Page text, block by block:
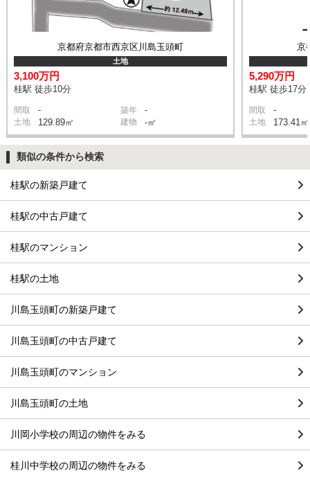
京都府京都市西京区川島玉頭町
土地
3,100万円
桂駅 徒歩10分
間取 - 築年 -
土地 129.89㎡ 建物 -㎡
京
5,290万円
桂駅 徒歩17分
間取 -
土地 173.41㎡
類似の条件から検索
桂駅の新築戸建て
桂駅の中古戸建て
桂駅のマンション
桂駅の土地
川島玉頭町の新築戸建て
川島玉頭町の中古戸建て
川島玉頭町のマンション
川島玉頭町の土地
川岡小学校の周辺の物件をみる
桂川中学校の周辺の物件をみる